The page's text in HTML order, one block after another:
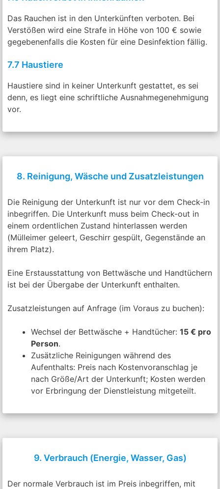
Das Rauchen ist in den Unterkünften verboten. Bei
Verstößen wird eine Strafe in Höhe von 100 € sowie
gegebenenfalls die Kosten für eine Desinfektion fällig.
7.7 Haustiere
Haustiere sind in keiner Unterkunft gestattet, es sei
denn, es liegt eine schriftliche Ausnahmegenehmigung
vor.
8. Reinigung, Wäsche und Zusatzleistungen
Die Reinigung der Unterkunft ist nur vor dem Check-in
inbegriffen. Die Unterkunft muss beim Check-out in
einem ordentlichen Zustand hinterlassen werden
(Mülleimer geleert, Geschirr gespült, Gegenstände an
ihrem Platz).
Eine Erstausstattung von Bettwäsche und Handtüchern
ist bei der Übergabe der Unterkunft enthalten.
Zusatzleistungen auf Anfrage (im Voraus zu buchen):
Wechsel der Bettwäsche + Handtücher: 15 € pro
Person.
Zusätzliche Reinigungen während des
Aufenthalts: Preis nach Kostenvoranschlag je
nach Größe/Art der Unterkunft; Kosten werden
vor Erbringung der Dienstleistung mitgeteilt.
9. Verbrauch (Energie, Wasser, Gas)
Der normale Verbrauch ist im Preis inbegriffen, mit